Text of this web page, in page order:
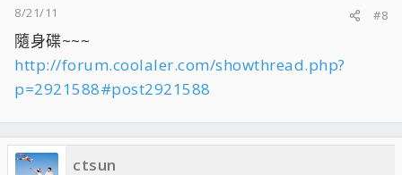
8/21/11
#8
隨身碟~~~
http://forum.coolaler.com/showthread.php?
p=2921588#post2921588
ctsun